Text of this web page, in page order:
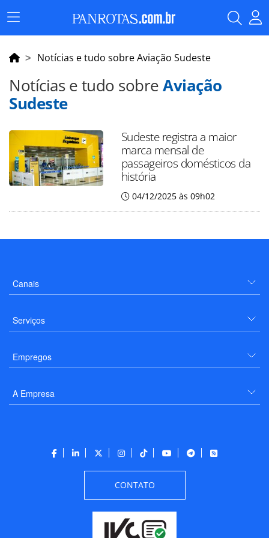
Menu
Principal
Notícias e tudo sobre Aviação Sudeste
Notícias e tudo sobreAviação
Sudeste
Sudeste registra a maior
marca mensal de
passageiros domésticos da
história
04/12/2025 às 09h02
Canais
Serviços
Empregos
A Empresa
CONTATO